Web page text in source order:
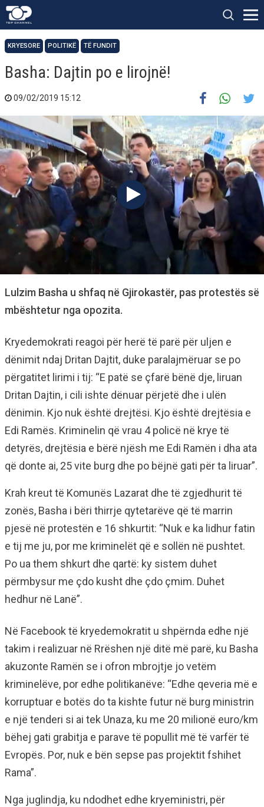
KRYESORE POLITIKË TË FUNDIT
Basha: Dajtin po e lirojnë!
09/02/2019 15:12
Lulzim Basha u shfaq në Gjirokastër, pas protestës së
mbështetur nga opozita.
Kryedemokrati reagoi për herë të parë për uljen e
dënimit ndaj Dritan Dajtit, duke paralajmëruar se po
përgatitet lirimi i tij: “E patë se çfarë bënë dje, liruan
Dritan Dajtin, i cili ishte dënuar përjetë dhe i ulën
dënimin. Kjo nuk është drejtësi. Kjo është drejtësia e
Edi Ramës. Kriminelin që vrau 4 policë në krye të
detyrës, drejtësia e bërë njësh me Edi Ramën i dha ata
që donte ai, 25 vite burg dhe po bëjnë gati për ta liruar”.
Krah kreut të Komunës Lazarat dhe të zgjedhurit të
zonës, Basha i bëri thirrje qytetarëve që të marrin
pjesë në protestën e 16 shkurtit: “Nuk e ka lidhur fatin
e tij me ju, por me kriminelët që e sollën në pushtet.
Po ua them shkurt dhe qartë: ky sistem duhet
përmbysur me çdo kusht dhe çdo çmim. Duhet
hedhur në Lanë”.
Në Facebook të kryedemokratit u shpërnda edhe një
takim i realizuar në Rrëshen një ditë më parë, ku Basha
akuzonte Ramën se i ofron mbrojtje jo vetëm
kriminelëve, por edhe politikanëve: “Edhe qeveria më e
korruptuar e botës do ta kishte futur në burg ministrin
e një tenderi si ai tek Unaza, ku me 20 milionë euro/km
bëhej gati grabitja e parave të popullit më të varfër të
Evropës. Por, nuk e bën sepse pas projektit fshihet
Rama”.
Nga juglindja, ku ndodhet edhe kryeministri, për